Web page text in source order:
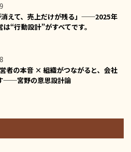
消えて、売上だけが残る」──2025年
“行動設計”がすべてです。
者の本音 × 組織がつながると、会社
──宮野の意思設計論